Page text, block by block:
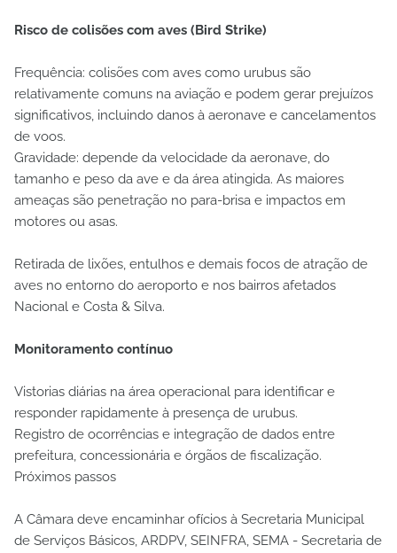
Risco de colisões com aves (Bird Strike)
Frequência: colisões com aves como urubus são
relativamente comuns na aviação e podem gerar prejuízos
significativos, incluindo danos à aeronave e cancelamentos
de voos.
Gravidade: depende da velocidade da aeronave, do
tamanho e peso da ave e da área atingida. As maiores
ameaças são penetração no para-brisa e impactos em
motores ou asas.
Retirada de lixões, entulhos e demais focos de atração de
aves no entorno do aeroporto e nos bairros afetados
Nacional e Costa & Silva.
Monitoramento contínuo
Vistorias diárias na área operacional para identificar e
responder rapidamente à presença de urubus.
Registro de ocorrências e integração de dados entre
prefeitura, concessionária e órgãos de fiscalização.
Próximos passos
A Câmara deve encaminhar ofícios à Secretaria Municipal
de Serviços Básicos, ARDPV, SEINFRA, SEMA - Secretaria de